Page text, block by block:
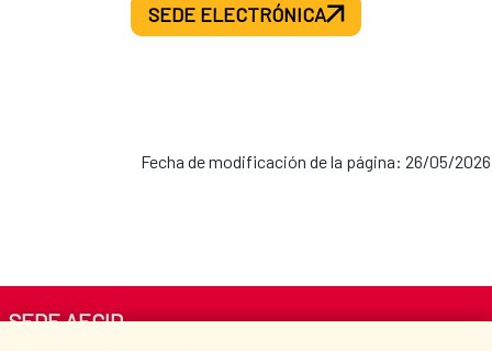
SEDE ELECTRÓNICA
Fecha de modificación de la página: 26/05/2026
SEDE AECID